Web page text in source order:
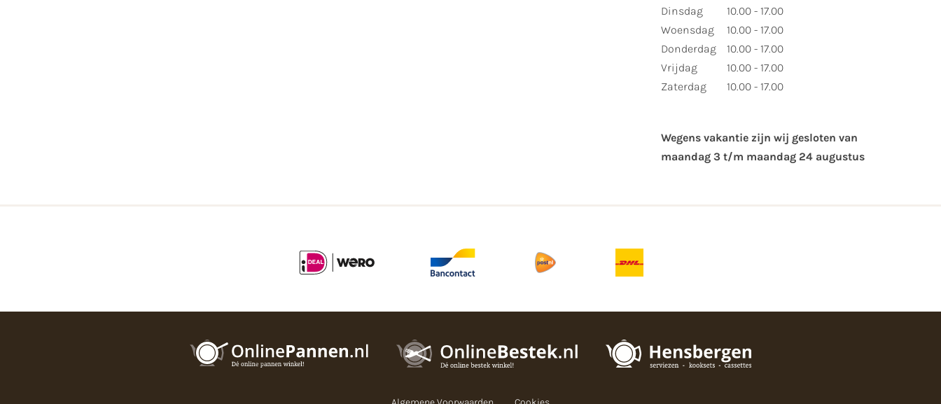
Dinsdag
Woensdag
Donderdag
Vrijdag
Zaterdag
10.00 - 17.00
10.00 - 17.00
10.00 - 17.00
10.00 - 17.00
10.00 - 17.00
Wegens vakantie zijn wij gesloten van ​
maandag 3 t/m maandag 24 augustus